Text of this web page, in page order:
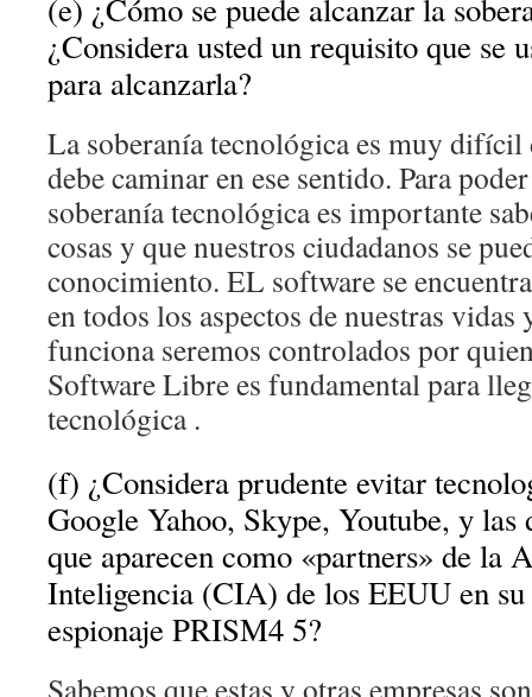
(e) ¿Cómo se puede alcanzar la
¿Considera usted un requisito que se
para alcanzarla?
La soberanía tecnológica es muy difícil
debe caminar en ese sentido. Para
soberanía tecnológica es importante
cosas y que nuestros ciudadanos se
conocimiento. EL software se
en todos los aspectos de nuestras
funciona seremos controlados por
Software Libre es fundamental para
tecnológica .
(f) ¿Considera prudente evitar
Google Yahoo, Skype, Youtube, y las
que aparecen como «partners» de la
Inteligencia (CIA) de los EEUU en
espionaje PRISM4 5?
Sabemos que estas y otras empresas